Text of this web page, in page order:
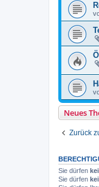
Neues
Zurück
Sie dürfen
Sie dürfen